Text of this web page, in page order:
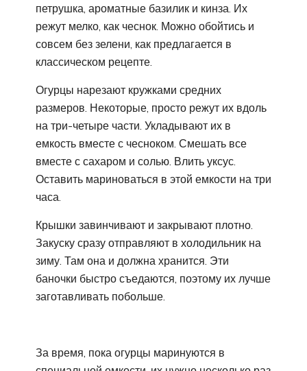
петрушка, ароматные базилик и кинза. Их
режут мелко, как чеснок. Можно обойтись и
совсем без зелени, как предлагается в
классическом рецепте.
Огурцы нарезают кружками средних
размеров. Некоторые, просто режут их вдоль
на три-четыре части. Укладывают их в
емкость вместе с чесноком. Смешать все
вместе с сахаром и солью. Влить уксус.
Оставить мариноваться в этой емкости на три
часа.
Крышки завинчивают и закрывают плотно.
Закуску сразу отправляют в холодильник на
зиму. Там она и должна хранится. Эти
баночки быстро съедаются, поэтому их лучше
заготавливать побольше.
За время, пока огурцы маринуются в